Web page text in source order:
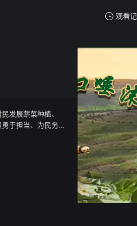
观看
暂无观看影片的记录
发展蔬菜种植、
于担当、为民务